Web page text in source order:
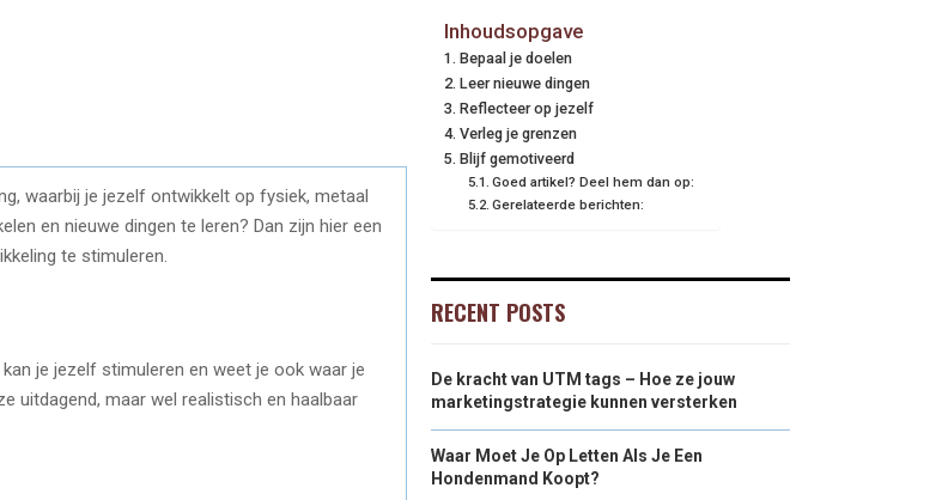
waarbij je jezelf ontwikkelt op fysiek, metaal
en nieuwe dingen te leren? Dan zijn hier een
te stimuleren.
je jezelf stimuleren en weet je ook waar je
uitdagend, maar wel realistisch en haalbaar
Inhoudsopgave
Bepaal je doelen
Leer nieuwe dingen
Reflecteer op jezelf
Verleg je grenzen
Blijf gemotiveerd
Goed artikel? Deel hem dan op:
Gerelateerde berichten:
RECENT POSTS
De kracht van UTM tags – Hoe ze jouw
marketingstrategie kunnen versterken
Waar Moet Je Op Letten Als Je Een
Hondenmand Koopt?